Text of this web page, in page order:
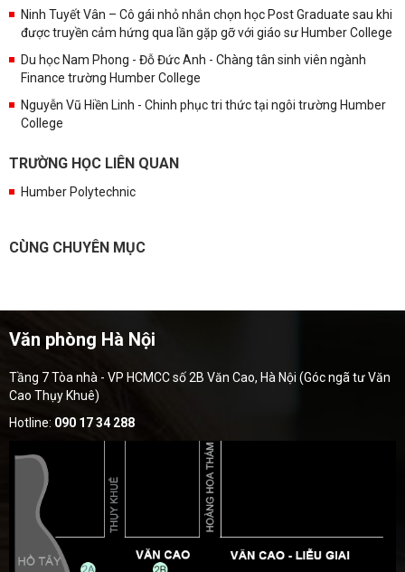
Ninh Tuyết Vân – Cô gái nhỏ nhắn chọn học Post Graduate sau khi
được truyền cảm hứng qua lần gặp gỡ với giáo sư Humber College
Du học Nam Phong - Đỗ Đức Anh - Chàng tân sinh viên ngành
Finance trường Humber College
Nguyễn Vũ Hiền Linh - Chinh phục tri thức tại ngôi trường Humber
College
TRƯỜNG HỌC LIÊN QUAN
Humber Polytechnic
CÙNG CHUYÊN MỤC
Văn phòng Hà Nội
Tầng 7 Tòa nhà - VP HCMCC số 2B Văn Cao, Hà Nội (Góc ngã tư Văn
Cao Thụy Khuê)
Hotline: 090 17 34 288